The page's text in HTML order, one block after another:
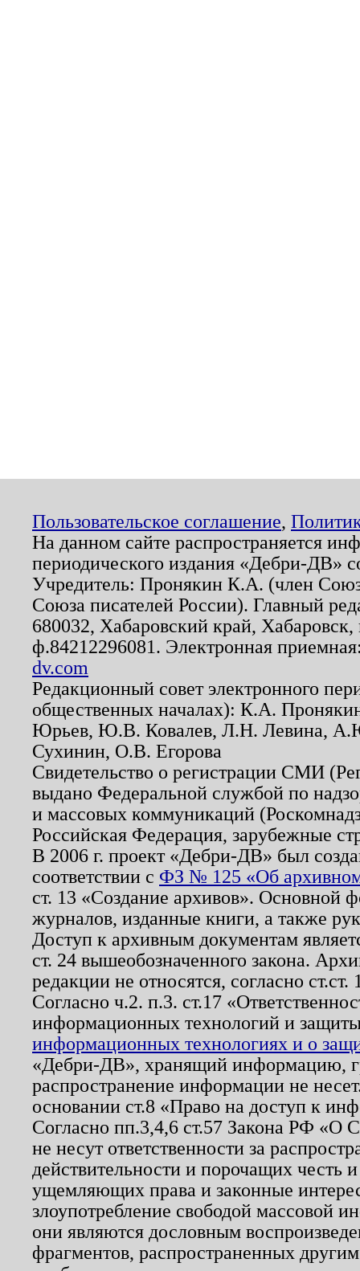
Пользовательское соглашение,
На данном сайте распространяется
периодического издания «Дебри-ДВ»
Учредитель: Пронякин К.А. (член
Союза писателей России). Главный
680032, Хабаровский край,
ф.84212296081. Электронная
dv.com
Редакционный совет электронного
общественных началах): К.А.
Юрьев, Ю.В. Ковалев, Л.Н. Левина,
Сухинин, О.В. Егорова
Свидетельство о регистрации СМИ
выдано Федеральной службой по
и массовых коммуникаций
Российская Федерация, зарубежные
В 2006 г. проект «Дебри-ДВ» был
соответствии с ФЗ № 125 «Об
ст. 13 «Создание архивов». Основной
журналов, изданные книги, а также
Доступ к архивным документам
ст. 24 вышеобозначенного закона.
редакции не относятся, согласно
Согласно ч.2. п.3. ст.17
информационных технологий и
информационных технологиях и о
«Дебри-ДВ», хранящий информацию,
распространение информации не
основании ст.8 «Право на доступ к
Согласно пп.3,4,6 ст.57 Закона РФ «О
не несут ответственности за
действительности и порочащих честь
ущемляющих права и законные
злоупотребление свободой массовой
они являются дословным
фрагментов, распространенных